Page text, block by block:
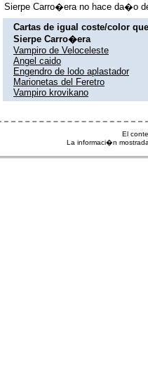
Sierpe Carro�era no hace da�o
Cartas de igual coste/color que
Sierpe Carro�era
Vampiro de Veloceleste
Angel caido
Engendro de lodo aplastador
Marionetas del Feretro
Vampiro krovikano
El
La informaci�n